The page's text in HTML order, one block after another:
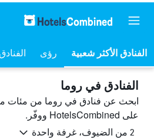
رؤى
الفنادق في روما
ابحث عن فنادق في روما من مئات
على HotelsCombined ووفّر.
2 من الضيوف، غرفة واحدة